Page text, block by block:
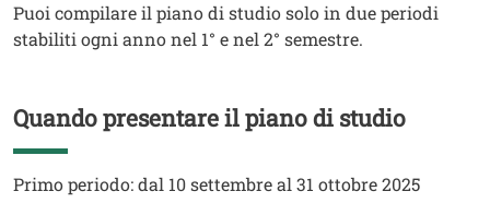
Puoi compilare il piano di studio solo in due periodi
stabiliti ogni anno nel 1° e nel 2° semestre.
Titolo
Quando presentare il piano di studio
Testo
Primo periodo: dal 10 settembre al 31 ottobre 2025